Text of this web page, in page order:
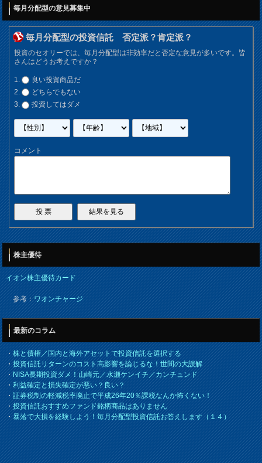
毎月分配型の意見募集中
毎月分配型の投資信託 否定派？肯定派？
投資のセオリーでは、毎月分配型は非効率だと否定な意見が多いです。皆
さんはどうお考えですか？
良い投資商品だ
どちらでもない
投資してはダメ
コメント
株主優待
イオン株主優待カード
参考：ワオンチャージ
最新のコラム
・株と債権／国内と海外アセットで投資信託を選択する
・投資信託リターンのコスト高影響を論じるな！世間の大誤解
・NISA長期投資ダメ！山崎元／水瀬ケンイチ／カンチュンド
・利益確定と損失確定が悪い？良い？
・証券税制の軽減税率廃止で平成26年20％課税なんか怖くない！
・投資信託おすすめファンド銘柄商品はありません
・暴落で大損を経験しよう！毎月分配型投資信託お答えします（１４）